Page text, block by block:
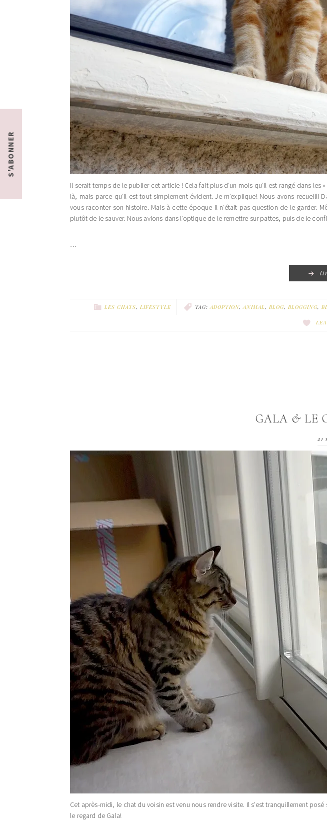
Il serait temps de le publier cet article ! Cela fait plus d’un mois qu’il est rangé dans
là, mais parce qu’il est tout simplement évident. Je m’explique! Nous avons recueilli
vous raconter son histoire. Mais à cette époque il n’était pas question de le garder.
plutôt de le sauver. Nous avions dans l’optique de le remettre sur pattes, puis de le
…
LES CHATS, LIFESTYLE TAG:ADOPTION,ANIMAL, BLOG, BLOGGING,
GALA & LE
21
Cet après-midi, le chat du voisin est venu nous rendre visite. Il s’est tranquillement
le regard de Gala!
S'ABONNER